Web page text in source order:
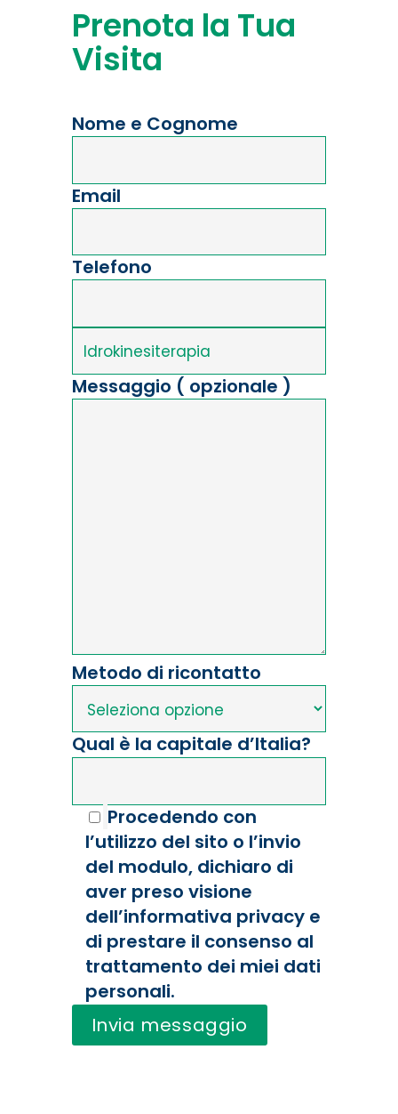
Prenota la Tua
Visita
Nome e Cognome
Email
Telefono
Messaggio ( opzionale )
Metodo di ricontatto
Qual è la capitale d’Italia?
Procedendo con
l’utilizzo del sito o l’invio
del modulo, dichiaro di
aver preso visione
dell’informativa privacy e
di prestare il consenso al
trattamento dei miei dati
personali.